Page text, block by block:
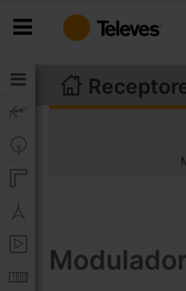
para